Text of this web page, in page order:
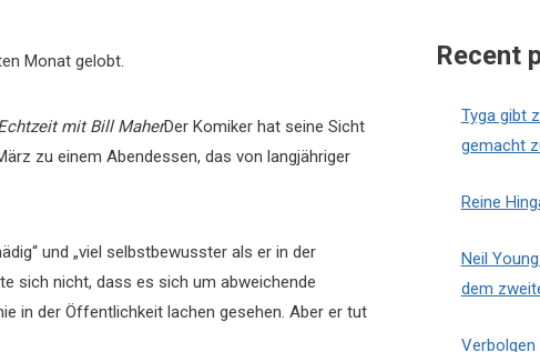
Monat gelobt.
mit Bill MaherDer Komiker hat seine Sicht
zu einem Abendessen, das von langjähriger
und „viel selbstbewusster als er in der
sich nicht, dass es sich um abweichende
in der Öffentlichkeit lachen gesehen. Aber er tut
Recent
Tyga gibt
gemacht
Reine
Neil
dem
Verbolgen